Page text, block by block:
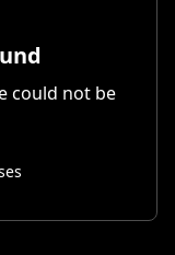
could not be